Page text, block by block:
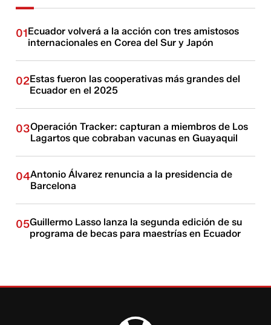
01Ecuador volverá a la acción con tres amistosos
internacionales en Corea del Sur y Japón
02Estas fueron las cooperativas más grandes del
Ecuador en el 2025
03Operación Tracker: capturan a miembros de Los
Lagartos que cobraban vacunas en Guayaquil
04Antonio Álvarez renuncia a la presidencia de
Barcelona
05Guillermo Lasso lanza la segunda edición de su
programa de becas para maestrías en Ecuador